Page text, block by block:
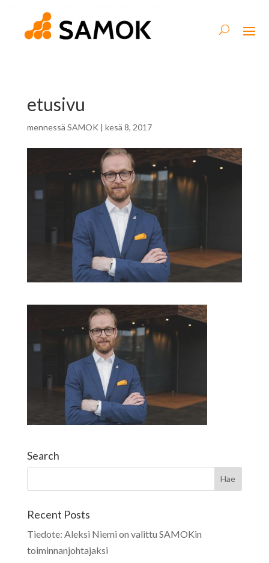
etusivu
mennessä SAMOK | kesä 8, 2017
Search
Recent Posts
Tiedote: Aleksi Niemi on valittu SAMOKin
toiminnanjohtajaksi